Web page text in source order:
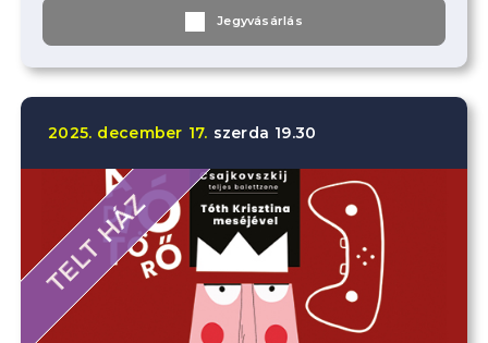
Jegyvásárlás
2025. december 17. szerda 19.30
TELT HÁZ